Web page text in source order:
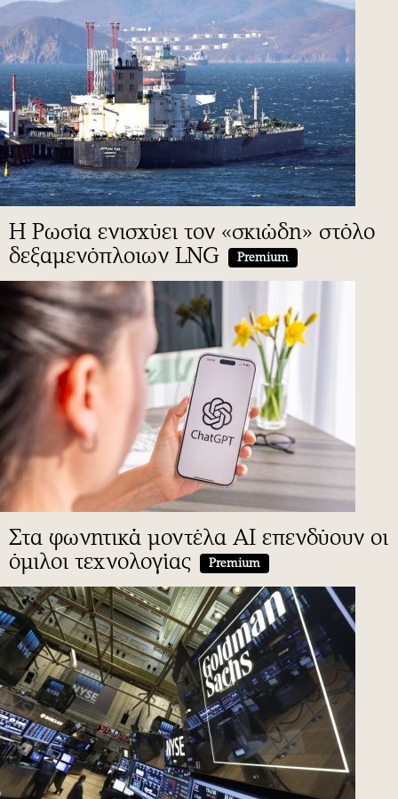
H Ρωσία ενισχύει τον «σκιώδη» στόλο
δεξαμενόπλοιων LNG
Premium
Στα φωνητικά μοντέλα AI επενδύουν οι
όμιλοι τεχνολογίας
Premium